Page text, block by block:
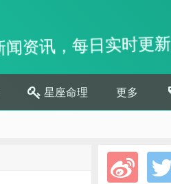
资讯，每日实时更新
星座命理 更多